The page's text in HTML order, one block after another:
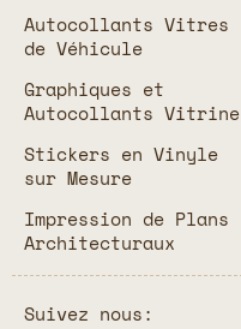
Autocollants Vitres
de Véhicule
Graphiques et
Autocollants Vitrine
Stickers en Vinyle
sur Mesure
Impression de Plans
Architecturaux
Suivez nous: